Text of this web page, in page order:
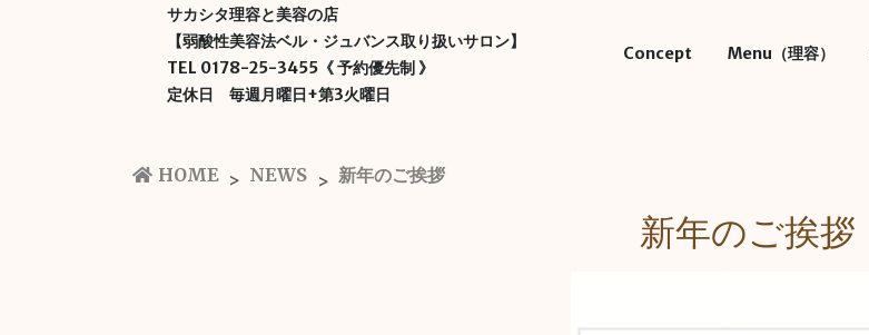
サカシタ理容と美容の店
【弱酸性美容法ベル・ジュバンス取り扱いサロン】
TEL 0178-25-3455《 予約優先制 》
定休日 毎週月曜日+第3火曜日
Concept Menu（理容）
HOME NEWS 新年のご挨拶
新年のご挨拶